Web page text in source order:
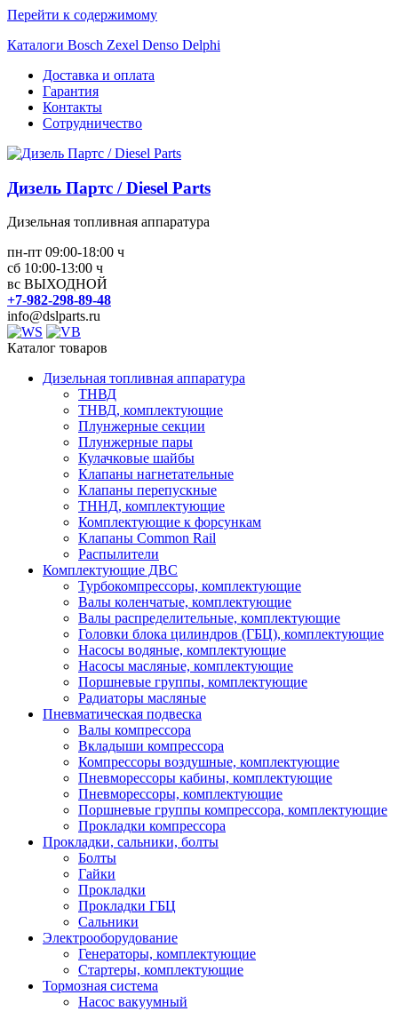
Перейти к содержимому
Каталоги Bosch Zexel Denso Delphi
Доставка и оплата
Гарантия
Контакты
Сотрудничество
Дизель Партс / Diesel Parts
Дизельная топливная аппаратура
пн-пт 09:00-18:00 ч
сб 10:00-13:00 ч
вс ВЫХОДНОЙ
+7-982-298-89-48
info@dslparts.ru
Каталог товаров
Дизельная топливная аппаратура
ТНВД
ТНВД, комплектующие
Плунжерные секции
Плунжерные пары
Кулачковые шайбы
Клапаны нагнетательные
Клапаны перепускные
ТННД, комплектующие
Комплектующие к форсункам
Клапаны Common Rail
Распылители
Комплектующие ДВС
Турбокомпрессоры, комплектующие
Валы коленчатые, комплектующие
Валы распределительные, комплектующие
Головки блока цилиндров (ГБЦ), комплектующие
Насосы водяные, комплектующие
Насосы масляные, комплектующие
Поршневые группы, комплектующие
Радиаторы масляные
Пневматическая подвеска
Валы компрессора
Вкладыши компрессора
Компрессоры воздушные, комплектующие
Пневморессоры кабины, комплектующие
Пневморессоры, комплектующие
Поршневые группы компрессора, комплектующие
Прокладки компрессора
Прокладки, сальники, болты
Болты
Гайки
Прокладки
Прокладки ГБЦ
Сальники
Электрооборудование
Генераторы, комплектующие
Стартеры, комплектующие
Тормозная система
Насос вакуумный